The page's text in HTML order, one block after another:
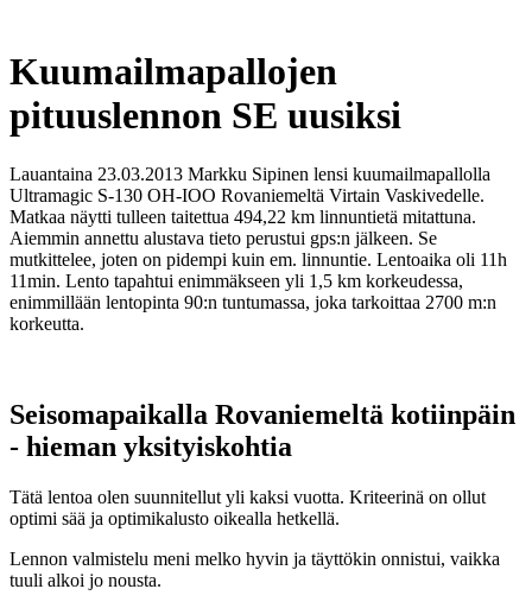
Kuumailmapallojen
pituuslennon SE uusiksi
Lauantaina 23.03.2013 Markku Sipinen lensi kuumailmapallolla
Ultramagic S-130 OH-IOO Rovaniemeltä Virtain Vaskivedelle.
Matkaa näytti tulleen taitettua 494,22 km linnuntietä mitattuna.
Aiemmin annettu alustava tieto perustui gps:n jälkeen. Se
mutkittelee, joten on pidempi kuin em. linnuntie. Lentoaika oli 11h
11min. Lento tapahtui enimmäkseen yli 1,5 km korkeudessa,
enimmillään lentopinta 90:n tuntumassa, joka tarkoittaa 2700 m:n
korkeutta.
Seisomapaikalla Rovaniemeltä kotiinpäin
- hieman yksityiskohtia
Tätä lentoa olen suunnitellut yli kaksi vuotta. Kriteerinä on ollut
optimi sää ja optimikalusto oikealla hetkellä.
Lennon valmistelu meni melko hyvin ja täyttökin onnistui, vaikka
tuuli alkoi jo nousta.